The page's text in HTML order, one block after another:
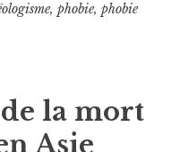
, phobie, phobie
la mort
Asie